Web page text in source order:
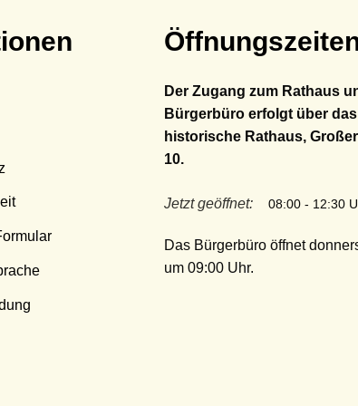
Der Zugang zum Rathaus
Bürgerbüro erfolgt über das
historische Rathaus,
10.
Klicken, um weitere
Jetzt geöffnet: 08:00 - 12:30
Das Bürgerbüro öffnet
um 09:00 Uhr.